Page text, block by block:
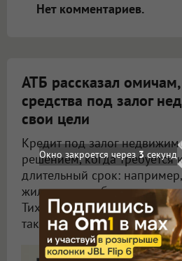
Нет комментариев.
АТБ рассказал
средства под залог
свои цели
Кредит под залог
решением, когда требуется
длительный срок:
жилья, автомобиля или
Тихоокеанский Банк» (АО)
таких задач кредит
Окно закроется через 1 секунд